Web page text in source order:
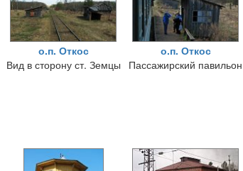
о.п. Откос
Вид в сторону ст. Земцы
о.п. Откос
Пассажирский павильон